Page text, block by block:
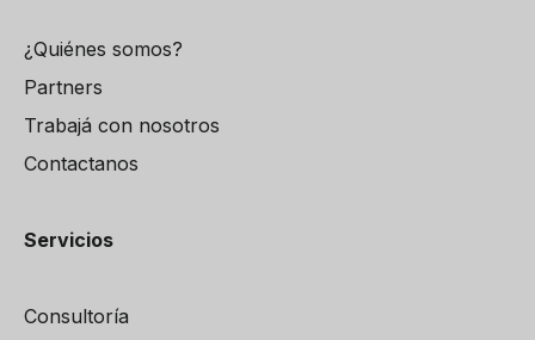
¿Quiénes somos?
Partners
Trabajá con nosotros
Contactanos
Servicios
Consultoría